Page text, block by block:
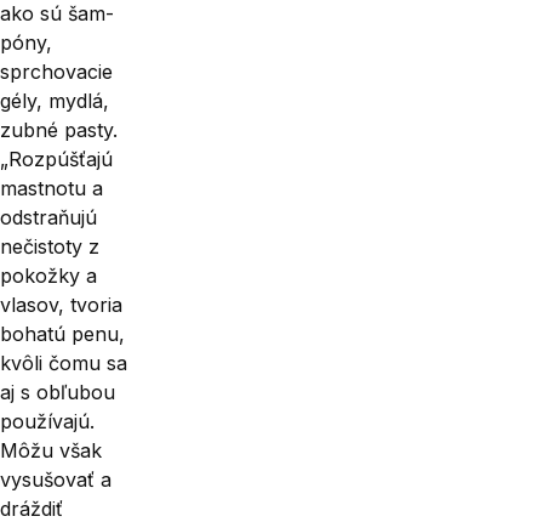
ako sú šam­
póny,
sprchovacie
gély, mydlá,
zubné pasty.
„Rozpúšťajú
mastnotu a
od­straňujú
nečistoty z
pokožky a
vlasov, tvoria
bohatú penu,
kvôli čomu sa
aj s obľubou
používajú.
Môžu však
vysu­šovať a
dráždiť